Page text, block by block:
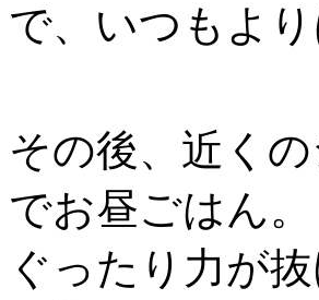
で、いつもよ
その後、近く
でお昼ごはん。
ぐったり力が